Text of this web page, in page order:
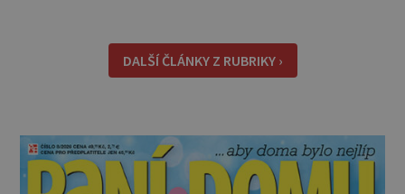
Napínací prostěradla: Jsou pohodlná, snadno
se s nimi manipu
DALŠÍ ČLÁNKY Z RUBRIKY ›